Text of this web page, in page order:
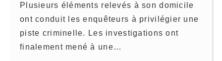
Plusieurs éléments relevés à son domicile
ont conduit les enquêteurs à privilégier une
piste criminelle. Les investigations ont
finalement mené à une…